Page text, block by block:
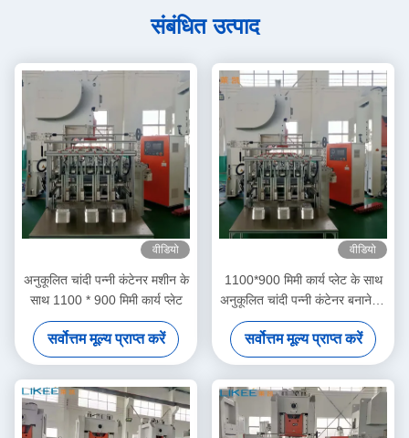
संबंधित उत्पाद
वीडियो
अनुकूलित चांदी पन्नी कंटेनर मशीन के
साथ 1100 * 900 मिमी कार्य प्लेट
सर्वोत्तम मूल्य प्राप्त करें
वीडियो
1100*900 मिमी कार्य प्लेट के साथ
अनुकूलित चांदी पन्नी कंटेनर बनाने की
मशीन
सर्वोत्तम मूल्य प्राप्त करें